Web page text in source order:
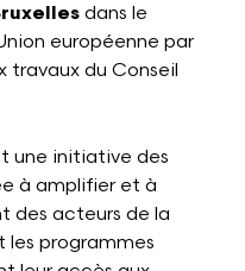
dans le
européenne par
du Conseil
une initiative des
à amplifier et à
des acteurs de la
les programmes